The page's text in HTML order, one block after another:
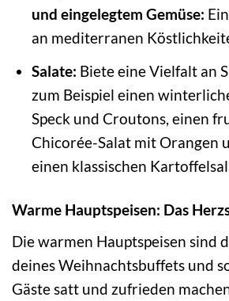
und eingelegtem Gemüse:
an mediterranen
Salate: Biete eine Vielfalt an
zum Beispiel einen
Speck und Croutons, einen
Chicorée-Salat mit Orangen
einen klassischen
Warme Hauptspeisen: Das
Die warmen Hauptspeisen sind
deines Weihnachtsbuffets und
Gäste satt und zufrieden